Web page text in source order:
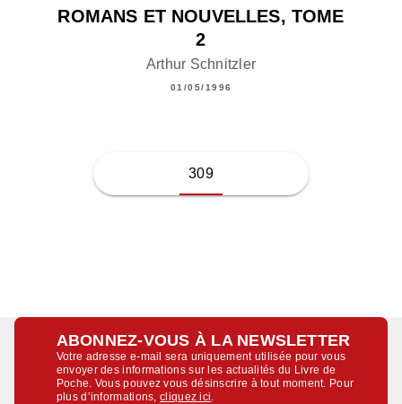
ROMANS ET NOUVELLES, TOME
2
Arthur Schnitzler
01/05/1996
309
ABONNEZ-VOUS À LA NEWSLETTER
Votre adresse e-mail sera uniquement utilisée pour vous
envoyer des informations sur les actualités du Livre de
Poche. Vous pouvez vous désinscrire à tout moment. Pour
plus d’informations,cliquez ici